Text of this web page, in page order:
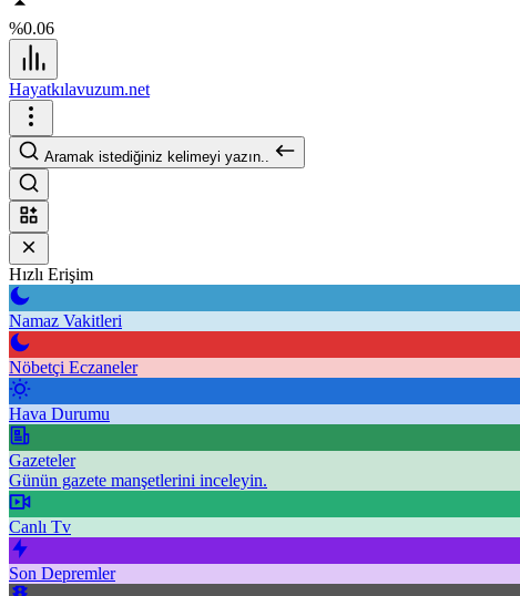
%0.06
Hayatkılavuzum.net
Aramak istediğiniz kelimeyi yazın..
Hızlı Erişim
Namaz Vakitleri
Nöbetçi Eczaneler
Hava Durumu
Gazeteler
Günün gazete manşetlerini inceleyin.
Canlı Tv
Son Depremler